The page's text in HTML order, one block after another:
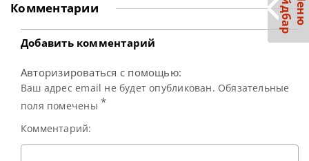
China Open 2026, который возвращается в календарь
спустя семь лет. Действующий Чемпион Нил Робертсон,
одержавший победу над Джеком Лисовски в финале 2019
года,
Комментарии
Добавить комментарий
Авторизироваться с помощью:
Ваш адрес email не будет опубликован. Обязательные
поля помечены *
Комментарий:
М
е
н
ю
а
й
д
б
а